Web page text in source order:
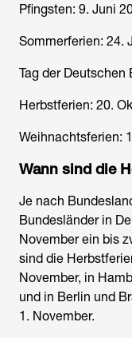
Pfingsten: 9. Juni
Sommerferien: 24.
Tag der Deutschen
Herbstferien: 20.
Weihnachtsferien:
Wann sind die
Je nach
Bundesländer in
November ein bis
sind die
November, in
und in Berlin und
1. November.